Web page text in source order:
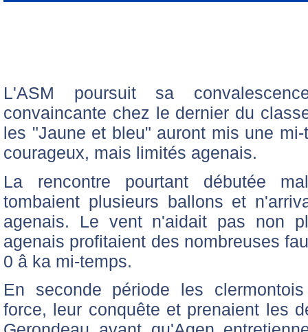
L'ASM poursuit sa
convaincante chez le dernier du
les "Jaune et bleu" auront mis une
courageux, mais limités agenais.
La rencontre pourtant débutée
tombaient plusieurs ballons et
agenais. Le vent n'aidait pas non
agenais profitaient des nombreuses
0 â ka mi-temps.
En seconde période les
force, leur conquête et prenaient les